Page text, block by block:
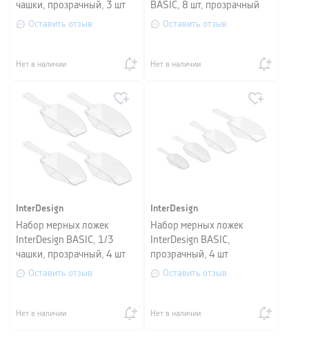
чашки, прозрачный, 3 шт
Оставить отзыв
Нет в наличии
BASIC, 8 шт, прозрачный
Оставить отзыв
Нет в наличии
InterDesign
Набор мерных ложек
InterDesign BASIC, 1/3
чашки, прозрачный, 4 шт
Оставить отзыв
Нет в наличии
InterDesign
Набор мерных ложек
InterDesign BASIC,
прозрачный, 4 шт
Оставить отзыв
Нет в наличии